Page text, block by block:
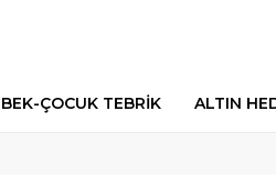
ÇOCUK TEBRİK ALTIN